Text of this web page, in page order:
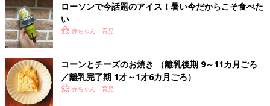
ローソンで今話題のアイス！暑い今だからこそ食べた
い
赤ちゃん・育児
コーンとチーズのお焼き （離乳後期 9～11カ月ごろ
／離乳完了期 1才～1才6カ月ごろ）
赤ちゃん・育児